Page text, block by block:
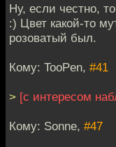
Ну, если честно,
:) Цвет какой-то
розоватый был.
Кому: TooPen, #41
> [с интересом
Кому: Sonne, #47